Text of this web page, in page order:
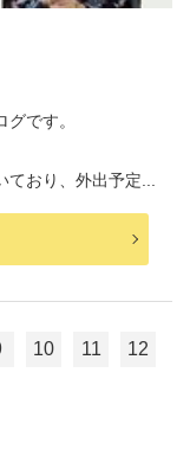
です。
おり、外出予定...
10 11 12